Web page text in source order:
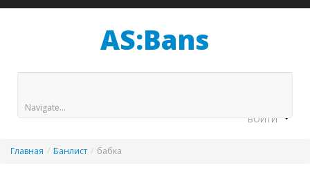
AS:Bans
ВОЙТИ
Navigate...
Главная / Банлист / бабка